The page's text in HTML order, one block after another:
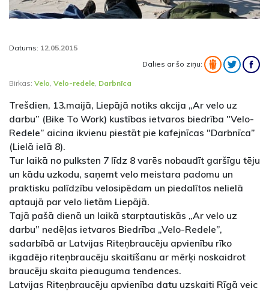
Datums: 12.05.2015
Dalies ar šo ziņu:
Birkas: Velo Velo-redele Darbnīca
Trešdien, 13.maijā, Liepājā notiks akcija „Ar velo uz
darbu” (Bike To Work) kustības ietvaros biedrība "Velo-
Redele” aicina ikvienu piestāt pie kafejnīcas "Darbnīca”
(Lielā ielā 8).
Tur laikā no pulksten 7 līdz 8 varēs nobaudīt garšīgu tēju
un kādu uzkodu, saņemt velo meistara padomu un
praktisku palīdzību velosipēdam un piedalītos nelielā
aptaujā par velo lietām Liepājā.
Tajā pašā dienā un laikā starptautiskās „Ar velo uz
darbu” nedēļas ietvaros Biedrība „Velo-Redele”,
sadarbībā ar Latvijas Riteņbraucēju apvienību rīko
ikgadējo riteņbraucēju skaitīšanu ar mērķi noskaidrot
braucēju skaita pieauguma tendences.
Latvijas Riteņbraucēju apvienība datu uzskaiti Rīgā veic